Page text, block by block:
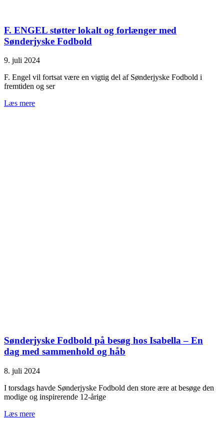
F. ENGEL støtter lokalt og forlænger med
Sønderjyske Fodbold
9. juli 2024
F. Engel vil fortsat være en vigtig del af Sønderjyske Fodbold i
fremtiden og ser
Læs mere
Sønderjyske Fodbold på besøg hos Isabella – En
dag med sammenhold og håb
8. juli 2024
I torsdags havde Sønderjyske Fodbold den store ære at besøge den
modige og inspirerende 12-årige
Læs mere